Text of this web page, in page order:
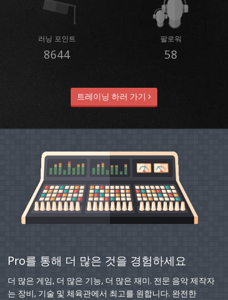
러닝 포인트
8644
팔로워
58
트레이닝 하러 가기
Pro를 통해 더 많은 것을 경험하세요
더 많은 게임, 더 많은 기능, 더 많은 재미. 전문 음악 제작자
는 장비, 기술 및 체육관에서 최고를 원합니다. 완전한